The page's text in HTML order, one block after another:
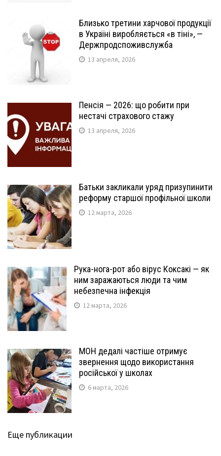
Близько третини харчової продукції
в Україні виробляється «в тіні», —
Держпродспоживслужба
13 апреля, 2026
Пенсія — 2026: що робити при
нестачі страхового стажу
13 апреля, 2026
Батьки закликали уряд призупинити
реформу старшої профільної школи
12 марта, 2026
Рука-нога-рот або вірус Коксакі — як
ним заражаються люди та чим
небезпечна інфекція
12 марта, 2026
МОН дедалі частіше отримує
звернення щодо використання
російської у школах
6 марта, 2026
Еще публикации